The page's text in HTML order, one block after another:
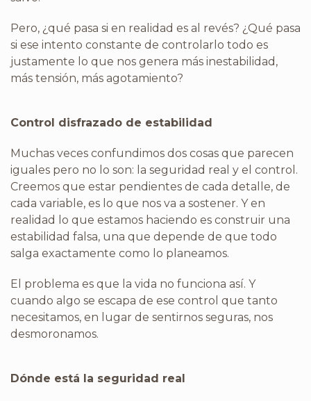
Pero, ¿qué pasa si en realidad es al revés? ¿Qué pasa
si ese intento constante de controlarlo todo es
justamente lo que nos genera más inestabilidad,
más tensión, más agotamiento?
Control disfrazado de estabilidad
Muchas veces confundimos dos cosas que parecen
iguales pero no lo son: la seguridad real y el control.
Creemos que estar pendientes de cada detalle, de
cada variable, es lo que nos va a sostener. Y en
realidad lo que estamos haciendo es construir una
estabilidad falsa, una que depende de que todo
salga exactamente como lo planeamos.
El problema es que la vida no funciona así. Y
cuando algo se escapa de ese control que tanto
necesitamos, en lugar de sentirnos seguras, nos
desmoronamos.
Dónde está la seguridad real